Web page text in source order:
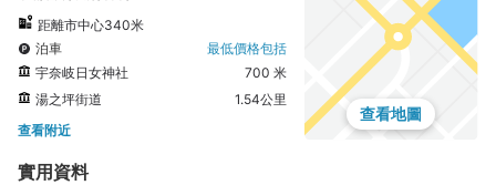
距離市中心340米
泊車
最低價格包括
宇奈岐日女神社
700 米
湯之坪街道
1.54公里
查看附近
查看地圖
實用資料